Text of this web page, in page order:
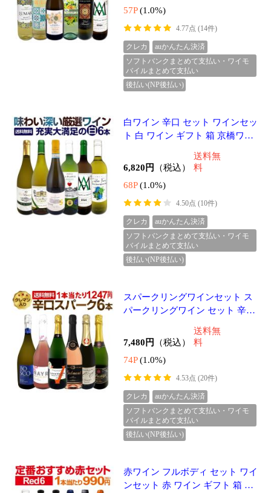
橋ワイン 京橋わいん 6本 飲み比
べ プレゼント 送料無料 第228弾
5,940円 （税込）
送料無
料
59P (1.0%)
4.50点 (14件)
auかんたん決済
ソフトバンクまとめて支払い・ワイモ
バイルまとめて支払い
赤ワイン フルボディ セット ワイ
ンセット 赤 ワイン ギフト 箱 京
橋ワイン 京橋わいん 6本 飲み比
べ 特選 送料無料 第182弾 当店厳
選 こ
6,820円（税込）
料
68P
クレカ
ソフトバンクまとめて支払い・ワイモ
バイルまとめて支払い
後払い(NP後払い)